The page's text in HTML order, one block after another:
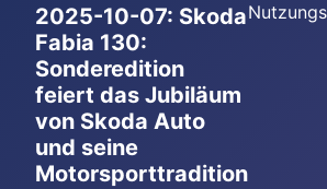
2025-10-07: Skoda
Fabia 130:
Sonderedition
feiert das Jubiläum
von Skoda Auto
und seine
Motorsporttradition